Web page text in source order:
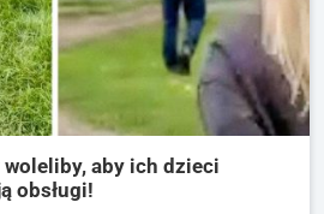
aby ich dzieci
obsługi!